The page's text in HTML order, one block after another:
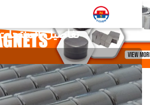
تفاصيل المنتجات